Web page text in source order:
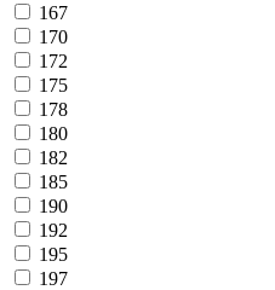
167
170
172
175
178
180
182
185
190
192
195
197